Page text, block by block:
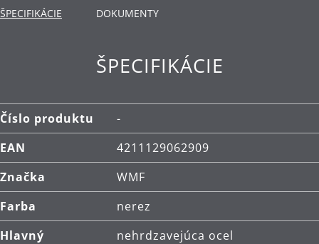
pena – cappuccino, pevná mliečna pena na kávu
pena – frappé, koktaily, ľadová káva, horúce
mliečne dezerty – café latte, horúca čokoláda
250 ml
ŠPECIFIKÁCIE DOKUMENTY
ŠPECIFIKÁCIE
Číslo produktu
-
EAN
4211129062909
Značka
WMF
Farba
nerez
Hlavný
nehrdzavejúca ocel